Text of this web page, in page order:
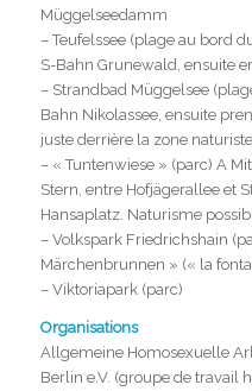
Müggelseedamm
– Teufelssee (plage au bord
S-Bahn Grunewald, ensuite
– Strandbad Müggelsee
Bahn Nikolassee, ensuite
juste derrière la zone naturiste
– « Tuntenwiese » (parc) A
Stern, entre Hofjägerallee et
Hansaplatz. Naturisme
– Volkspark Friedrichshain
Märchenbrunnen » (« la
– Viktoriapark (parc)
Organisations
Allgemeine Homosexuelle
Berlin e.V. (groupe de travail